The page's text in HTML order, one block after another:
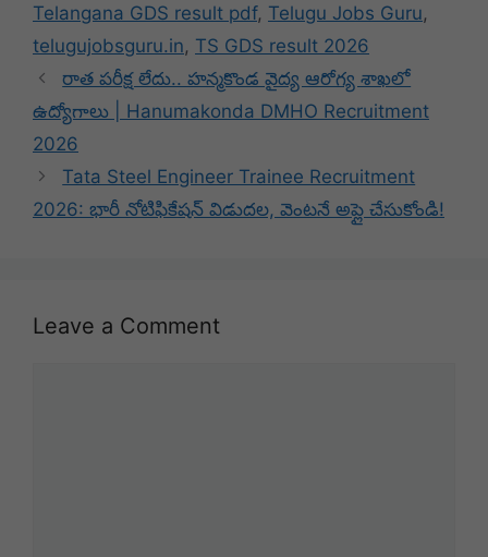
Telangana GDS result pdf, Telugu Jobs Guru,
telugujobsguru.in, TS GDS result 2026
రాత పరీక్ష లేదు.. హన్మకొండ వైద్య ఆరోగ్య శాఖలో
ఉద్యోగాలు | Hanumakonda DMHO Recruitment
2026
Tata Steel Engineer Trainee Recruitment
2026: భారీ నోటిఫికేషన్ విడుదల, వెంటనే అప్లై చేసుకోండి!
Leave a Comment